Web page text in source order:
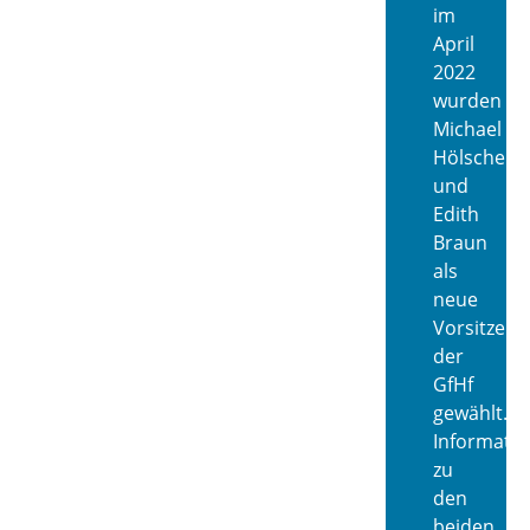
im
April
2022
wurden
Michael
Hölscher
und
Edith
Braun
als
neue
der
GfHf
gewählt.
zu
den